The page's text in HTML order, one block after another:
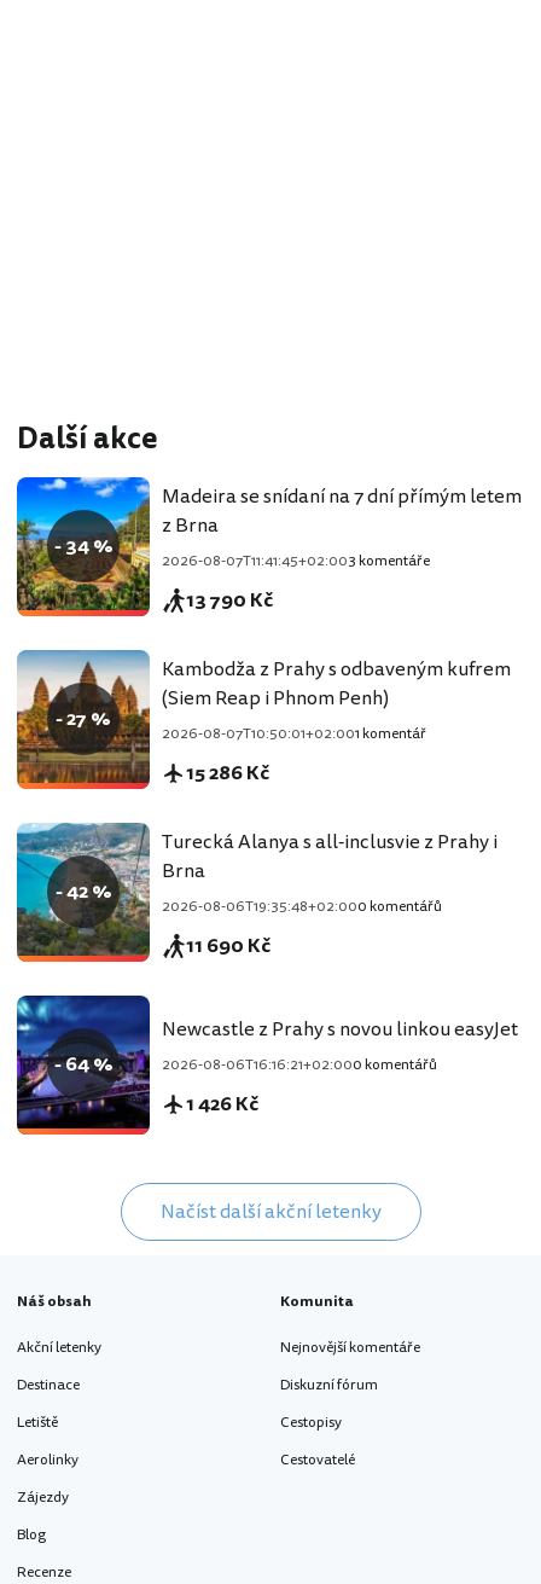
Další akce
- 34 %
Madeira se snídaní na 7 dní přímým letem
z Brna
2026-08-07T11:41:45+02:003 komentáře
13 790 Kč
- 27 %
Kambodža z Prahy s odbaveným kufrem
(Siem Reap i Phnom Penh)
2026-08-07T10:50:01+02:001 komentář
15 286 Kč
- 42 %
Turecká Alanya s all-inclusvie z Prahy i
Brna
2026-08-06T19:35:48+02:000 komentářů
11 690 Kč
- 64 %
Newcastle z Prahy s novou linkou easyJet
2026-08-06T16:16:21+02:000 komentářů
1 426 Kč
Načíst další akční letenky
Náš obsah
Akční letenky
Destinace
Letiště
Aerolinky
Zájezdy
Blog
Recenze
Komunita
Nejnovější komentáře
Diskuzní fórum
Cestopisy
Cestovatelé